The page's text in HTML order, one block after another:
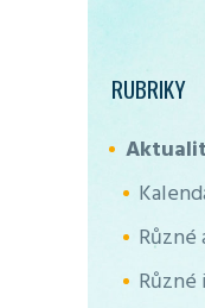
RUBRIKY
Různé